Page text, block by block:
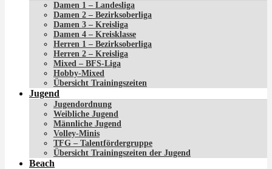
Damen 1 – Landesliga
Damen 2 – Bezirksoberliga
Damen 3 – Kreisliga
Damen 4 – Kreisklasse
Herren 1 – Bezirksoberliga
Herren 2 – Kreisliga
Mixed – BFS-Liga
Hobby-Mixed
Übersicht Trainingszeiten
Jugend
Jugendordnung
Weibliche Jugend
Männliche Jugend
Volley-Minis
TFG – Talentfördergruppe
Übersicht Trainingszeiten der Jugend
Beach